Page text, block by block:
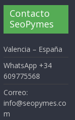
Contacto
SeoPymes
Valencia – España
WhatsApp +34
609775568
Correo:
info@seopymes.co
m